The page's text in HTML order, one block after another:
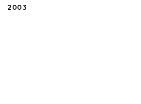
2003